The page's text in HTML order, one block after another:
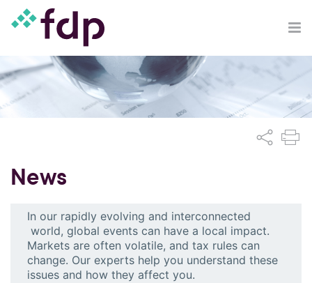
News
In our rapidly evolving and interconnected
world, global events can have a local impact.
Markets are often volatile, and tax rules can
change. Our experts help you understand these
issues and how they affect you.